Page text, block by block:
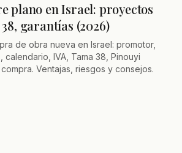
plano en Israel: proyectos
garantías (2026)
de obra nueva en Israel: promotor,
calendario, IVA, Tama 38, Pinouyi
Ventajas, riesgos y consejos.